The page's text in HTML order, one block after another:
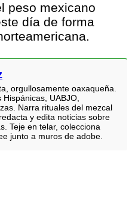
peso mexicano
día de forma
orgullosamente oaxaqueña.
UABJO,
Narra rituales del mezcal
y edita noticias sobre
Teje en telar, colecciona
junto a muros de adobe.